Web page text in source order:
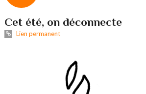
Cet été, on déconnecte
Lien permanent